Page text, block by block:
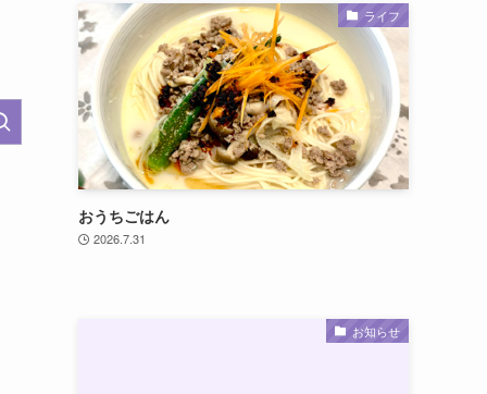
ライフ
おうちごはん
2026.7.31
お知らせ